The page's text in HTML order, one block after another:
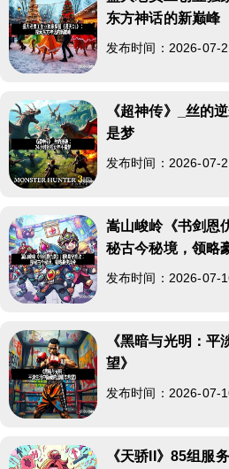
东方神话的新巅峰
发布时间：2026-07-
《超神传》_丝的
是梦
发布时间：2026-07-
嵩山峻岭《书剑恩
秘古今秘境，领略
发布时间：2026-07-
《黑暗与光明：
望》
发布时间：2026-07-
《天骄II》85组服